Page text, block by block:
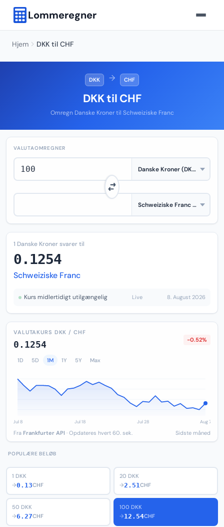
Lommeregner
Hjem DKK til CHF
DKK → CHF
DKK til CHF
Omregn Danske Kroner til Schweiziske Franc
VALUTAOMREGNER
1 Danske Kroner svarer til
0.1254
Schweiziske Franc
Kurs midlertidigt utilgængelig Live 8. August 2026
VALUTAKURS DKK / CHF
0.1254 -0.52%
1D 5D 1M 1Y 5Y Max
Fra Frankfurter API · Opdateres hvert 60. sek. Sidste måned
POPULÆRE BELØB
1 DKK
→0.13CHF
20 DKK
→2.51CHF
50 DKK
→6.27CHF
100 DKK
→12.54CHF